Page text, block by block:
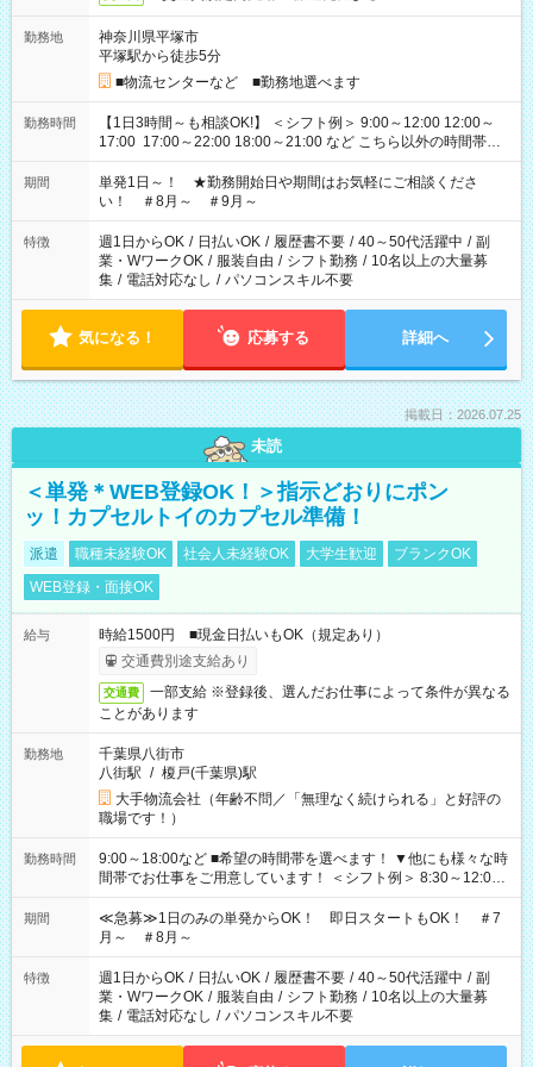
勤務地
神奈川県平塚市
平塚駅から徒歩5分
■物流センターなど ■勤務地選べます
勤務時間
【1日3時間～も相談OK!】 ＜シフト例＞ 9:00～12:00 12:00～
17:00 17:00～22:00 18:00～21:00 など こちら以外の時間帯も
お気軽にご相談ください！
期間
単発1日～！ ★勤務開始日や期間はお気軽にご相談くださ
い！ ＃8月～ ＃9月～
特徴 週1日からOK / 日払いOK / 履歴書不要 / 40～50代活躍中 / 副
業・WワークOK / 服装自由 / シフト勤務 / 10名以上の大量募
集 / 電話対応なし / パソコンスキル不要
気になる！ 応募する 詳細へ
掲載日：2026.07.25
未読
＜単発＊WEB登録OK！＞指示どおりにポン
ッ！カプセルトイのカプセル準備！
派遣 職種未経験OK 社会人未経験OK 大学生歓迎
ブランクOK
WEB登録・面接OK
給与
時給1500円 ■現金日払いもOK（規定あり）
交通費別途支給あり
交通費
一部支給 ※登録後、選んだお仕事によって条件が異なる
ことがあります
勤務地
千葉県八街市
八街駅 / 榎戸(千葉県)駅
大手物流会社（年齢不問／「無理なく続けられる」と好評の
職場です！）
勤務時間
9:00～18:00など ■希望の時間帯を選べます！ ▼他にも様々な時
間帯でお仕事をご用意しています！ ＜シフト例＞ 8:30～12:00
17:00～22:00 13:00～22:00 22:00～翌6:00 など
期間
≪急募≫1日のみの単発からOK！ 即日スタートもOK！ ＃7
月～ ＃8月～
特徴 週1日からOK / 日払いOK / 履歴書不要 / 40～50代活躍中 / 副
業・WワークOK / 服装自由 / シフト勤務 / 10名以上の大量募
集 / 電話対応なし / パソコンスキル不要